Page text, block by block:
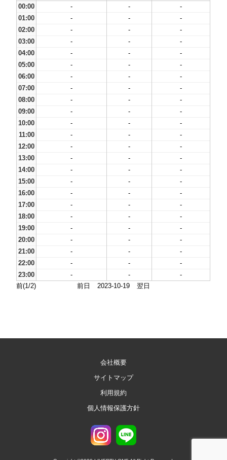
00:00
- -
-
01:00
- -
-
02:00
- -
-
03:00
- -
-
04:00
- -
-
05:00
- -
-
06:00
- -
-
07:00
- -
-
08:00
- -
-
09:00
- -
-
10:00
- -
-
11:00
- -
-
12:00
- -
-
13:00
- -
-
14:00
- -
-
15:00
- -
-
16:00
- -
-
17:00
- -
-
18:00
- -
-
19:00
- -
-
20:00
- -
-
21:00
- -
-
22:00
- -
-
23:00
- -
-
前(1/2)
前日 2023-10-19 翌日
会社概要
サイトマップ
利用規約
個人情報保護方針